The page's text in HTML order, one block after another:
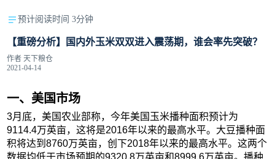
预计阅读时间 3分钟
【重磅分析】国内外玉米双双进入震荡期，谁会率先突破？
作者天下粮仓
2021-04-14
一、美国市场
3月底，美国农业部称，今年美国玉米播种面积预计为
9114.4万英亩，这将是2016年以来的最高水平。大豆播种面
积将达到8760万英亩，创下2018年以来的最高水平。这两个